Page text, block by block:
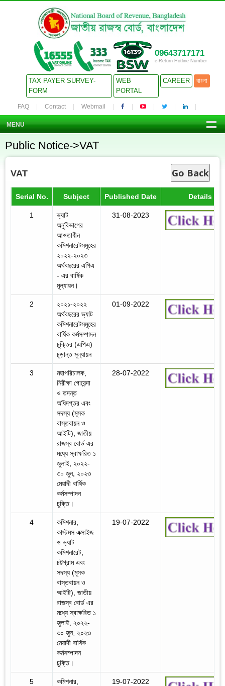
09643717171
e-Return Hotline Number
TAX PAYER SURVEY-
FORM
WEB
PORTAL
CAREER বাংলা
FAQ Contact Webmail
MENU
Public Notice->VAT
VAT Go Back
Serial No. Subject Published Date Details
1
ভ্যাট
অনুবিভাগের
আওতাধীন
কমিশনারেটসমূহের
২০২২-২০২৩
অর্থবছরের এপিএ
- এর বার্ষিক
মূল্যায়ন।
31-08-2023
2
২০২১-২০২২
অর্থবছরের ভ্যাট
কমিশনারেটসমূহের
বার্ষিক কর্মসম্পাদন
চুক্তির (এপিএ)
চূড়ান্ত মূল্যায়ন
01-09-2022
3
মহাপরিচালক,
নিরীক্ষা গোয়েন্দা
ও তদন্ত
অধিদপ্তর এবং
সদস্য (মূসক
বাস্তবায়ন ও
আইটি), জাতীয়
রাজস্ব বোর্ড এর
মধ্যে স্বাক্ষরিত ১
জুলাই, ২০২২-
৩০ জুন, ২০২৩
মেয়াদী বার্ষিক
কর্মসম্পাদন
চুক্তি।
28-07-2022
4
কমিশনার,
কাস্টমস এক্সাইজ
ও ভ্যাট
কমিশনারেট,
চট্টগ্রাম এবং
সদস্য (মূসক
বাস্তবায়ন ও
আইটি), জাতীয়
রাজস্ব বোর্ড এর
মধ্যে স্বাক্ষরিত ১
জুলাই, ২০২২-
৩০ জুন, ২০২৩
মেয়াদী বার্ষিক
কর্মসম্পাদন
চুক্তি।
19-07-2022
5
কমিশনার,
19-07-2022